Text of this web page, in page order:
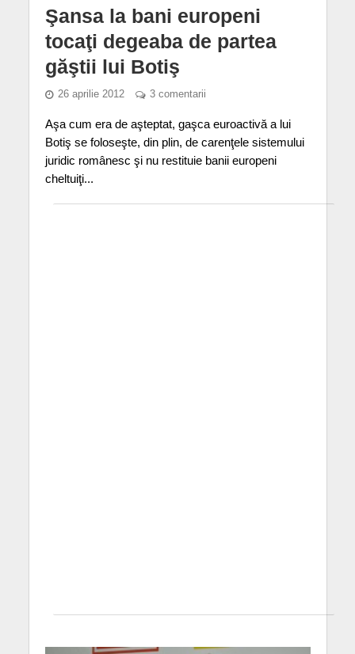
Şansa la bani europeni
tocaţi degeaba de partea
găştii lui Botiş
26 aprilie 2012 3 comentarii
Aşa cum era de aşteptat, gaşca euroactivă a lui
Botiş se foloseşte, din plin, de carenţele sistemului
juridic românesc şi nu restituie banii europeni
cheltuiţi...